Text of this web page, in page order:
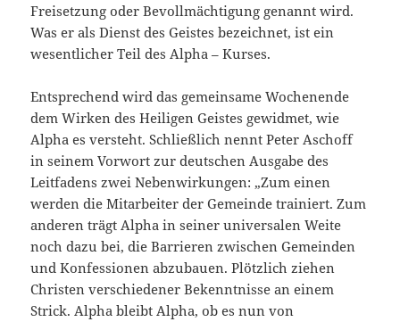
Freisetzung oder Bevollmächtigung genannt wird.
Was er als Dienst des Geistes bezeichnet, ist ein
wesentlicher Teil des Alpha – Kurses.
Entsprechend wird das gemeinsame Wochenende
dem Wirken des Heiligen Geistes gewidmet, wie
Alpha es versteht. Schließlich nennt Peter Aschoff
in seinem Vorwort zur deutschen Ausgabe des
Leitfadens zwei Nebenwirkungen: „Zum einen
werden die Mitarbeiter der Gemeinde trainiert. Zum
anderen trägt Alpha in seiner universalen Weite
noch dazu bei, die Barrieren zwischen Gemeinden
und Konfessionen abzubauen. Plötzlich ziehen
Christen verschiedener Bekenntnisse an einem
Strick. Alpha bleibt Alpha, ob es nun von